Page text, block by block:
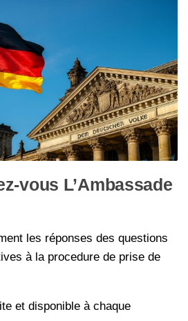
vous L’Ambassade
les réponses des questions
à la procedure de prise de
et disponible à chaque